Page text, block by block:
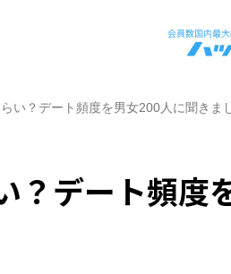
い？デート頻度を男女200人に聞きま
？デート頻度